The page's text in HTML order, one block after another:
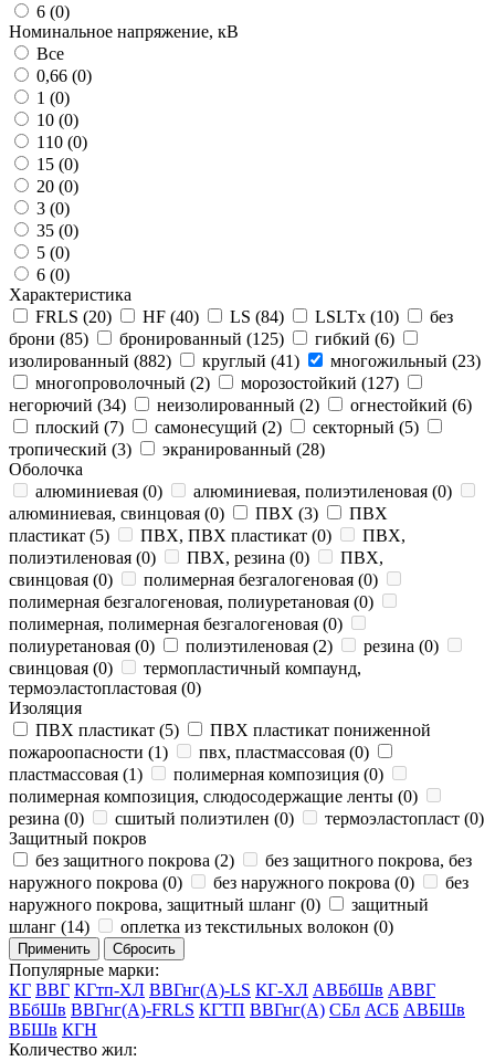
6 (0)
Номинальное напряжение, кВ
Все
0,66 (0)
1 (0)
10 (0)
110 (0)
15 (0)
20 (0)
3 (0)
35 (0)
5 (0)
6 (0)
Характеристика
FRLS (20) HF (40) LS (84) LSLTx (10)
без
брони (85) бронированный (125) гибкий (6)
изолированный (882) круглый (41) многожильный (23)
многопроволочный (2) морозостойкий (127)
негорючий (34) неизолированный (2) огнестойкий (6)
плоский (7) самонесущий (2) секторный (5)
тропический (3) экранированный (28)
Оболочка
алюминиевая (0) алюминиевая, полиэтиленовая (0)
алюминиевая, свинцовая (0) ПВХ (3)
ПВХ
пластикат (5) ПВХ, ПВХ пластикат (0)
ПВХ,
полиэтиленовая (0) ПВХ, резина (0)
ПВХ,
свинцовая (0) полимерная безгалогеновая (0)
полимерная безгалогеновая, полиуретановая (0)
полимерная, полимерная безгалогеновая (0)
полиуретановая (0) полиэтиленовая (2) резина (0)
свинцовая (0)
термопластичный компаунд,
термоэластопластовая (0)
Изоляция
ПВХ пластикат (5)
ПВХ пластикат пониженной
пожароопасности (1) пвх, пластмассовая (0)
пластмассовая (1) полимерная композиция (0)
полимерная композиция, слюдосодержащие ленты (0)
резина (0) сшитый полиэтилен (0) термоэластопласт (0)
Защитный покров
без защитного покрова (2)
без защитного покрова, без
наружного покрова (0) без наружного покрова (0)
без
наружного покрова, защитный шланг (0)
защитный
шланг (14) оплетка из текстильных волокон (0)
Популярные марки:
КГ ВВГ КГтп-ХЛ ВВГнг(A)-LS КГ-ХЛ АВБбШв АВВГ
ВБбШв ВВГнг(A)-FRLS КГТП ВВГнг(A) СБл АСБ АВБШв
ВБШв КГН
Количество жил: